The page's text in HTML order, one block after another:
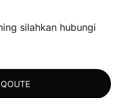
silahkan hubungi